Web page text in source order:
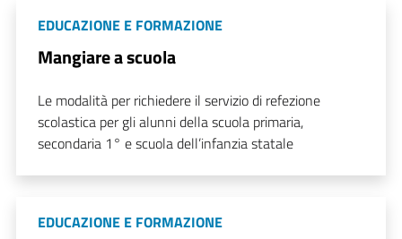
EDUCAZIONE E FORMAZIONE
Mangiare a scuola
Le modalità per richiedere il servizio di refezione
scolastica per gli alunni della scuola primaria,
secondaria 1° e scuola dell’infanzia statale
EDUCAZIONE E FORMAZIONE